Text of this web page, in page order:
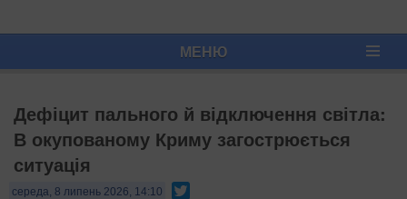
МЕНЮ
Дефіцит пального й відключення світла:
В окупованому Криму загострюється
ситуація
середа, 8 липень 2026, 14:10